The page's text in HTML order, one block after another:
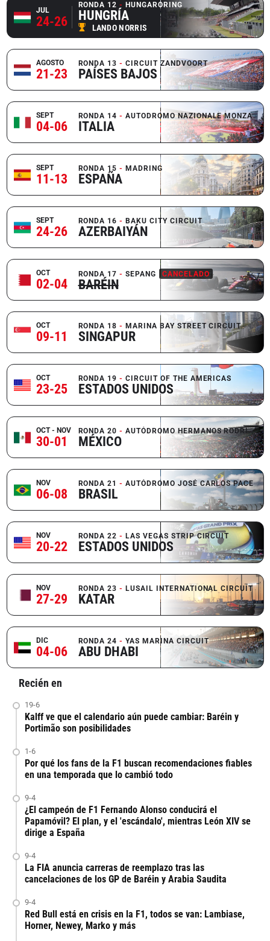
JUL
24-26
RONDA 12 HUNGARORING
HUNGRÍA
LANDO NORRIS
AGOSTO
21-23
RONDA 13 CIRCUIT ZANDVOORT
PAÍSES BAJOS
SEPT
04-06
RONDA 14 AUTODROMO NAZIONALE MONZA
ITALIA
SEPT
11-13
RONDA 15 MADRING
ESPAÑA
SEPT
24-26
RONDA 16 BAKU CITY CIRCUIT
AZERBAIYÁN
OCT
02-04
RONDA 17 SEPANG CANCELADO
BARÉIN
OCT
09-11
RONDA 18 MARINA BAY STREET CIRCUIT
SINGAPUR
OCT
23-25
RONDA 19 CIRCUIT OF THE AMERICAS
ESTADOS UNIDOS
OCT - NOV
30-01
RONDA 20 AUTÓDROMO HERMANOS RODRÍGUEZ
MÉXICO
NOV
06-08
RONDA 21 AUTÓDROMO JOSÉ CARLOS PACE
BRASIL
NOV
20-22
RONDA 22 LAS VEGAS STRIP CIRCUIT
ESTADOS UNIDOS
NOV
27-29
RONDA 23 LUSAIL INTERNATIONAL CIRCUIT
KATAR
DIC
04-06
RONDA 24 YAS MARINA CIRCUIT
ABU DHABI
Recién en
19-6
Kalff ve que el calendario aún puede cambiar: Baréin y
Portimão son posibilidades
1-6
Por qué los fans de la F1 buscan recomendaciones fiables
en una temporada que lo cambió todo
9-4
¿El campeón de F1 Fernando Alonso conducirá el
Papamóvil? El plan, y el 'escándalo', mientras León XIV se
dirige a España
9-4
La FIA anuncia carreras de reemplazo tras las
cancelaciones de los GP de Baréin y Arabia Saudita
9-4
Red Bull está en crisis en la F1, todos se van: Lambiase,
Horner, Newey, Marko y más